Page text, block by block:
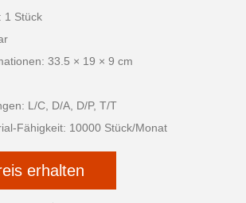
1 Stück
33.5 × 19 × 9 cm
L/C, D/A, D/P, T/T
Fähigkeit: 10000 Stück/Monat
erhalten